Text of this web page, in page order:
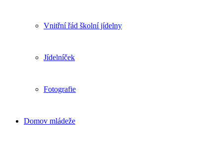
Vnitřní řád školní jídelny
Jídelníček
Fotografie
Domov mládeže